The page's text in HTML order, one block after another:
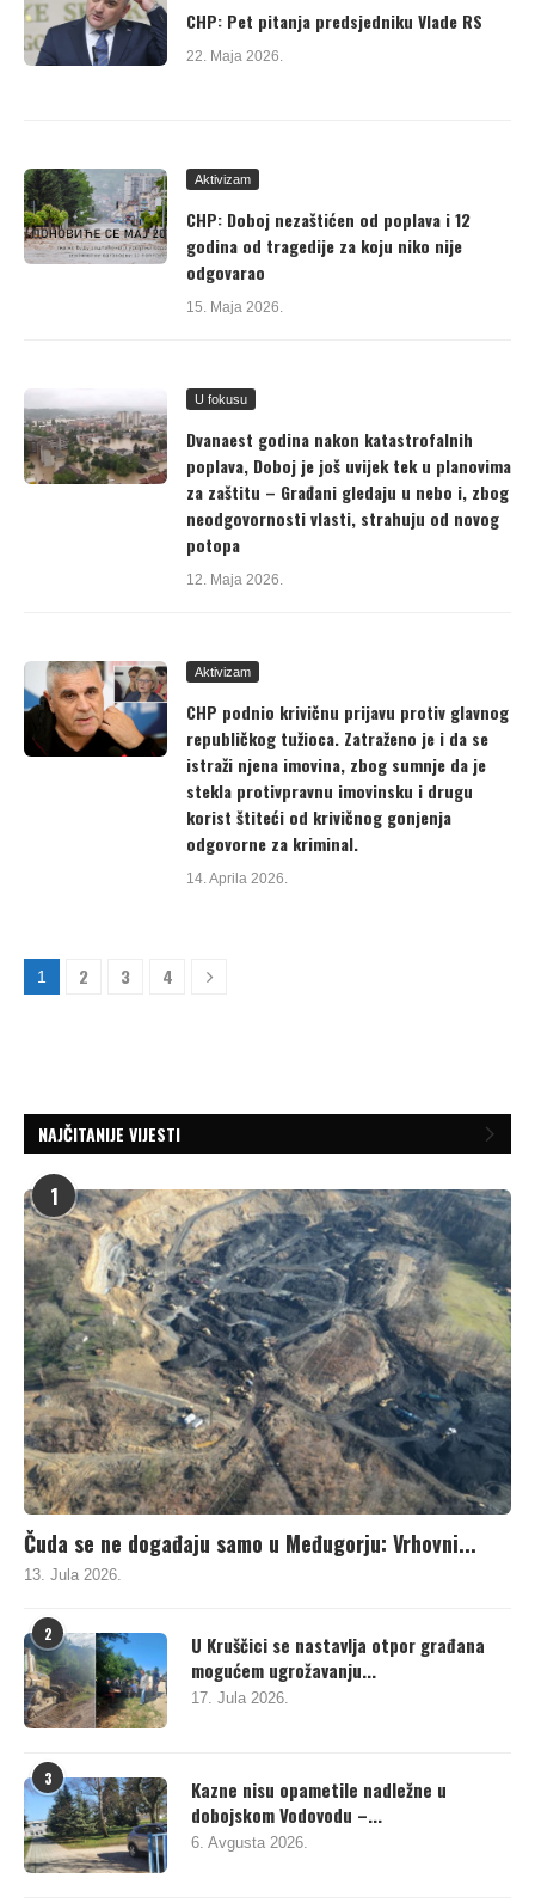
CHP: Pet pitanja predsjedniku Vlade RS
22. Maja 2026.
Aktivizam
CHP: Doboj nezaštićen od poplava i 12
godina od tragedije za koju niko nije
odgovarao
15. Maja 2026.
U fokusu
Dvanaest godina nakon katastrofalnih
poplava, Doboj je još uvijek tek u planovima
za zaštitu – Građani gledaju u nebo i, zbog
neodgovornosti vlasti, strahuju od novog
potopa
12. Maja 2026.
Aktivizam
CHP podnio krivičnu prijavu protiv glavnog
republičkog tužioca. Zatraženo je i da se
istraži njena imovina, zbog sumnje da je
stekla protivpravnu imovinsku i drugu
korist štiteći od krivičnog gonjenja
odgovorne za kriminal.
14. Aprila 2026.
1 2 3 4
NAJČITANIJE VIJESTI
1
Čuda se ne događaju samo u Međugorju: Vrhovni...
13. Jula 2026.
2
U Kruščici se nastavlja otpor građana
mogućem ugrožavanju...
17. Jula 2026.
3
Kazne nisu opametile nadležne u
dobojskom Vodovodu –...
6. Avgusta 2026.